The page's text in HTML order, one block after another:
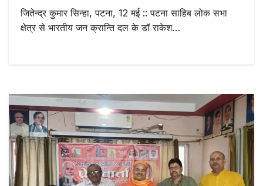
जितेन्द्र कुमार सिन्हा, पटना, 12 मई :: पटना साहिब लोक सभा
क्षेत्र से भारतीय जन क्रान्ति दल के डॉ राकेश…